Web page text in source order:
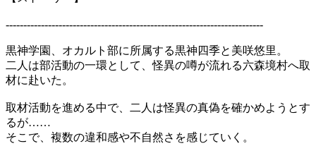
-------------------------------------------------------------------------
黒神学園、オカルト部に所属する黒神四季と美咲悠里。
二人は部活動の一環として、怪異の噂が流れる六森境村へ取
材に赴いた。
取材活動を進める中で、二人は怪異の真偽を確かめようとす
るが……
そこで、複数の違和感や不自然さを感じていく。